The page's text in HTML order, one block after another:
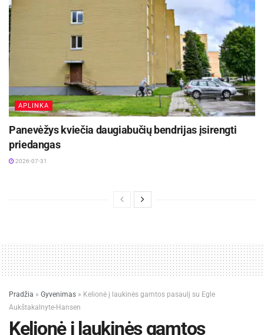
APLINKA
Panevėžys kviečia daugiabučių bendrijas įsirengti
priedangas
2026-07-31
Pradžia » Gyvenimas » Kelionė į laukinės gamtos pasaulį su Egle
Aukštakalnyte-Hansen
Kelionė į laukinės gamtos